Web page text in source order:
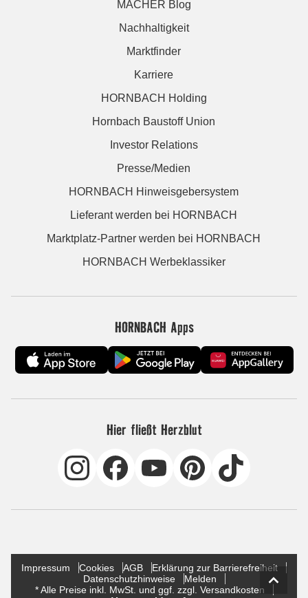
MACHER Blog
Nachhaltigkeit
Marktfinder
Karriere
HORNBACH Holding
Hornbach Baustoff Union
Investor Relations
Presse/Medien
HORNBACH Hinweisgebersystem
Lieferant werden bei HORNBACH
Marktplatz-Partner werden bei HORNBACH
HORNBACH Werbeklassiker
HORNBACH Apps
Hier fließt Herzblut
Impressum Cookies AGB
Erklärung zur Barrierefreiheit
Datenschutzhinweise
Melden
* Alle Preise inkl. MwSt. und ggf. zzgl. Versandkosten